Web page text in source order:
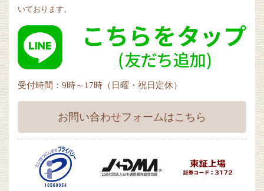
いております。
受付時間：9時～17時（日曜・祝日定休）
お問い合わせフォームはこちら